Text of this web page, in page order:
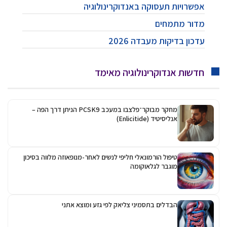
אפשרויות תעסוקה באנדוקרינולוגיה
מדור מתמחים
עדכון בדיקות מעבדה 2026
חדשות אנדוקרינולוגיה מאימד
מחקר מבוקר־פלצבו במעכב PCSK9 הניתן דרך הפה –
אנליסיטיד (Enlicitide)
טיפול הורמונאלי חליפי לנשים לאחר-מנופאוזה מלווה בסיכון
מוגבר לגלאוקומה
הבדלים בתסמיני צליאק לפי גזע ומוצא אתני